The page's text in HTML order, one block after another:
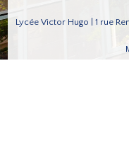
Lycée Victor Hugo | 1 rue